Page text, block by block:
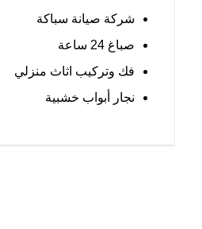
شركة صيانة سباكة
صباغ 24 ساعة
فك وتركيب اثاث منزلي
نجار أبواب خشبية